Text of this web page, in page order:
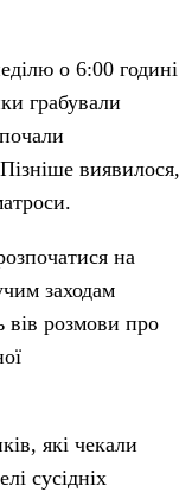
о 6:00 годині
грабували
виявилося,
на
заходам
вів розмови про
які чекали
сусідніх